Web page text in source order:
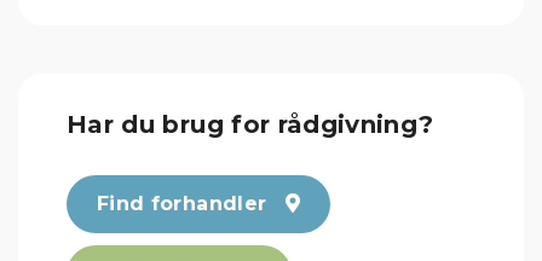
Har du brug for rådgivning?
Find forhandler